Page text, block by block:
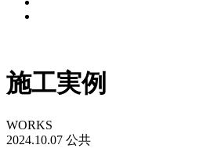
施工実例
WORKS
2024.10.07 公共